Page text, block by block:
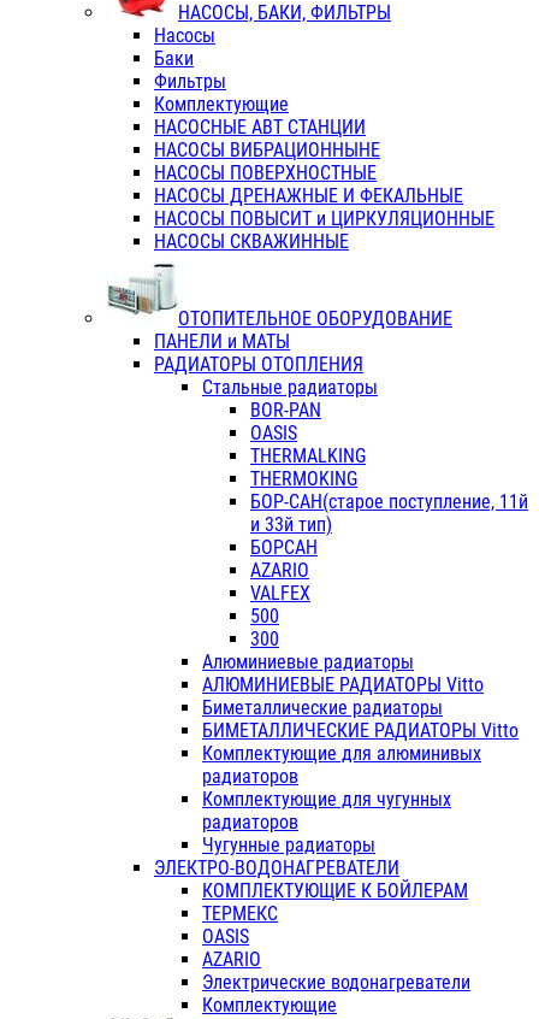
НАСОСЫ, БАКИ, ФИЛЬТРЫ
Насосы
Баки
Фильтры
Комплектующие
НАСОСНЫЕ АВТ СТАНЦИИ
НАСОСЫ ВИБРАЦИОННЫНЕ
НАСОСЫ ПОВЕРХНОСТНЫЕ
НАСОСЫ ДРЕНАЖНЫЕ И ФЕКАЛЬНЫЕ
НАСОСЫ ПОВЫСИТ и ЦИРКУЛЯЦИОННЫЕ
НАСОСЫ СКВАЖИННЫЕ
ОТОПИТЕЛЬНОЕ ОБОРУДОВАНИЕ
ПАНЕЛИ и МАТЫ
РАДИАТОРЫ ОТОПЛЕНИЯ
Стальные радиаторы
BOR-PAN
OASIS
THERMALKING
THERMOKING
БОР-САН(старое поступление, 11й
и 33й тип)
БОРСАН
AZARIO
VALFEX
500
300
Алюминиевые радиаторы
АЛЮМИНИЕВЫЕ РАДИАТОРЫ Vitto
Биметаллические радиаторы
БИМЕТАЛЛИЧЕСКИЕ РАДИАТОРЫ Vitto
Комплектующие для алюминивых
радиаторов
Комплектующие для чугунных
радиаторов
Чугунные радиаторы
ЭЛЕКТРО-ВОДОНАГРЕВАТЕЛИ
КОМПЛЕКТУЮЩИЕ К БОЙЛЕРАМ
ТЕРМЕКС
OASIS
AZARIO
Электрические водонагреватели
Комплектующие